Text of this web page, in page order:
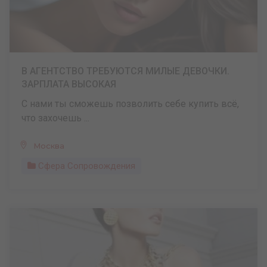
С нами ты сможешь позволить себе купить всё,
что захочешь ...
Москва
Сфера Сопровождения